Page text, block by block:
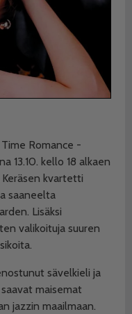
Romance -
13.10. kello 18 alkaen
Keräsen kvartetti
saaneelta
Lisäksi
valikoituja suuren
sävelkieli ja
maisemat
jazzin maailmaan.